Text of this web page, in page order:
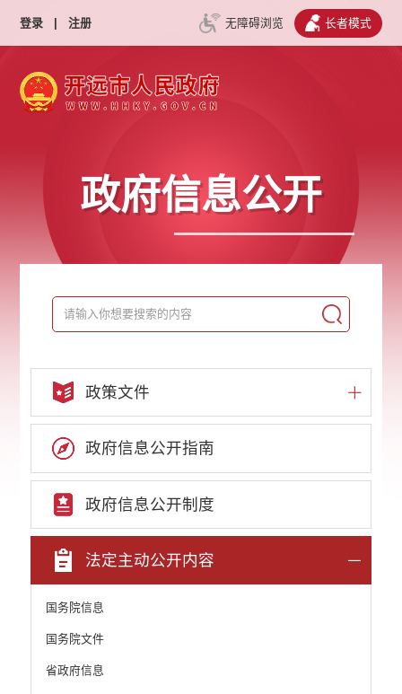
登录 | 注册 无障碍浏览 长者模式
政府信息公开
政策文件
政府信息公开指南
政府信息公开制度
法定主动公开内容
国务院信息
国务院文件
省政府信息